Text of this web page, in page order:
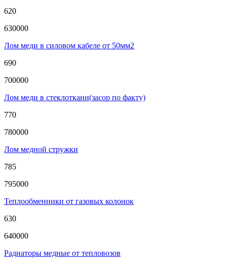
620
630000
Лом меди в силовом кабеле от 50мм2
690
700000
Лом меди в стеклоткани(засор по факту)
770
780000
Лом медной стружки
785
795000
Теплообменники от газовых колонок
630
640000
Радиаторы медные от тепловозов